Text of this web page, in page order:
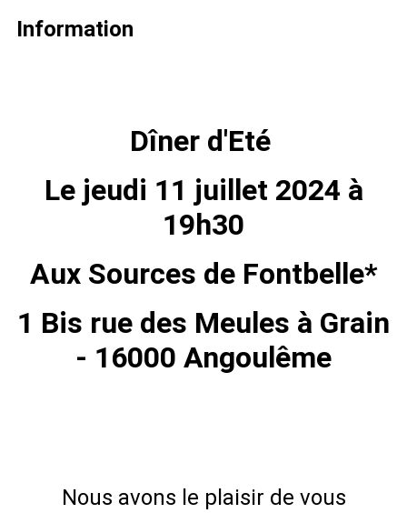
Information
Dîner d'Eté
Le jeudi 11 juillet 2024 à
19h30
Aux Sources de Fontbelle*
1 Bis rue des Meules à Grain
- 16000 Angoulême
Nous avons le plaisir de vous